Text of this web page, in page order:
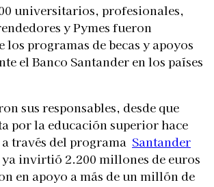
universitarios, profesionales,
y Pymes fueron
programas de becas y apoyos
el Banco Santander en los países
sus responsables, desde que
por la educación superior hace
través del programa Santander
ya invirtió 2.200 millones de euros
en apoyo a más de un millón de